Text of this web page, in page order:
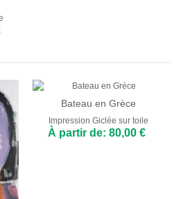
Bateau en Grèce
Impression Giclée sur toile
À partir de: 80,00 €